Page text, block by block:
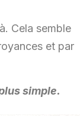
Cela semble
et par
simple.